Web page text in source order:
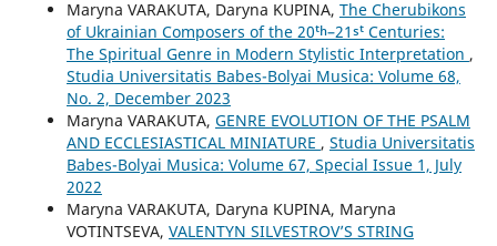
Maryna VARAKUTA, Daryna KUPINA, The Cherubikons
of Ukrainian Composers of the 20ᵗʰ–21ˢᵗ Centuries:
The Spiritual Genre in Modern Stylistic Interpretation ,
Studia Universitatis Babes-Bolyai Musica: Volume 68,
No. 2, December 2023
Maryna VARAKUTA, GENRE EVOLUTION OF THE PSALM
AND ECCLESIASTICAL MINIATURE , Studia Universitatis
Babes-Bolyai Musica: Volume 67, Special Issue 1, July
2022
Maryna VARAKUTA, Daryna KUPINA, Maryna
VOTINTSEVA, VALENTYN SILVESTROV’S STRING